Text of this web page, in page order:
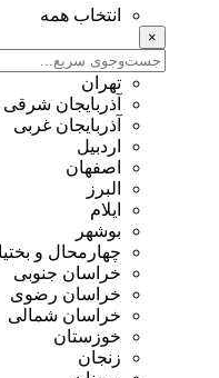
انتخاب همه
×
تهران
آذربایجان شرقی
آذربایجان غربی
اردبیل
اصفهان
البرز
ایلام
بوشهر
چهارمحال و
خراسان جنوبی
خراسان رضوی
خراسان شمالی
خوزستان
زنجان